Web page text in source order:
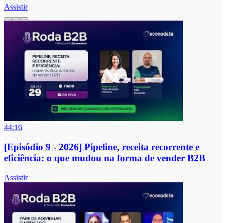
Assistir
44:16
[Episódio 9 - 2026] Pipeline, receita recorrente e
eficiência: o que mudou na forma de vender B2B
Assistir